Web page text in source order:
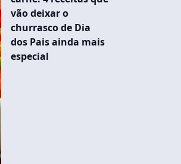
vão deixar o
churrasco de Dia
dos Pais ainda mais
especial